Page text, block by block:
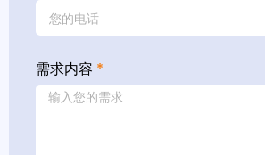
需求内容 *